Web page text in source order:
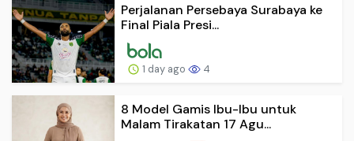
Perjalanan Persebaya Surabaya ke
Final Piala Presi...
1 day ago 4
8 Model Gamis Ibu-Ibu untuk
Malam Tirakatan 17 Agu...